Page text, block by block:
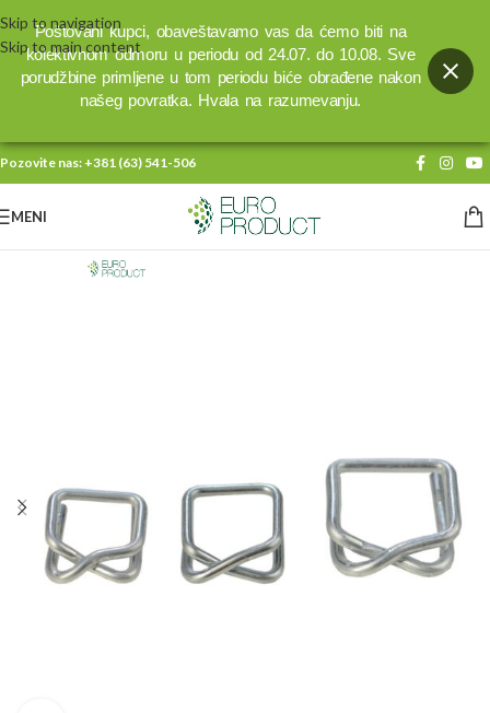
Skip to navigation
Skip to main content
Pozovite nas: +381 (63) 541-506
MENI
Poštovani kupci, obaveštavamo vas da ćemo biti na
kolektivnom odmoru u periodu od 24.07. do 10.08. Sve
porudžbine primljene u tom periodu biće obrađene nakon
našeg povratka. Hvala na razumevanju.